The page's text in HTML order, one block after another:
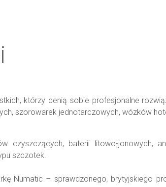
którzy cenią sobie profesjonalne
szorowarek jednotarczowych, wózków
czyszczących, baterii litowo-jonowych,
szczotek.
Numatic – sprawdzonego, brytyjskiego